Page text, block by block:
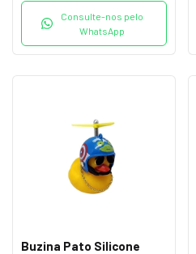
Consulte-nos pelo
WhatsApp
Buzina Pato Silicone